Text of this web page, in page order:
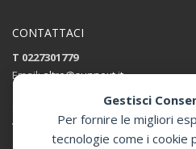
Gestisci
Per fornire le migliori
tecnologie come i cookie
CONTATTACI
T 0227301779
Email:altro@sunnext.it
Via Perugino 44 , 20093 Cologno